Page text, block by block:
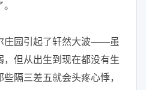
园引起了轩然大波——虽
但从出生到现在都没有生
隔三差五就会头疼心悸，